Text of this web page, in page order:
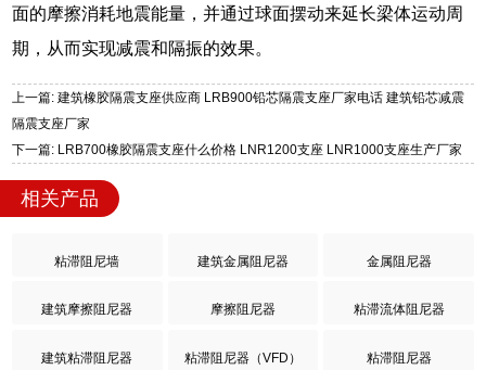
面的摩擦消耗地震能量，并通过球面摆动来延长梁体运动周
期，从而实现减震和隔振的效果。
上一篇: 建筑橡胶隔震支座供应商 LRB900铅芯隔震支座厂家电话 建筑铅芯减震
隔震支座厂家
下一篇: LRB700橡胶隔震支座什么价格 LNR1200支座 LNR1000支座生产厂家
相关产品
粘滞阻尼墙 建筑金属阻尼器 金属阻尼器
建筑摩擦阻尼器 摩擦阻尼器 粘滞流体阻尼器
建筑粘滞阻尼器 粘滞阻尼器（VFD） 粘滞阻尼器